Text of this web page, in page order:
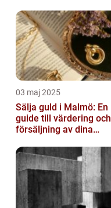
03 maj 2025
Sälja guld i Malmö: En
guide till värdering och
försäljning av dina